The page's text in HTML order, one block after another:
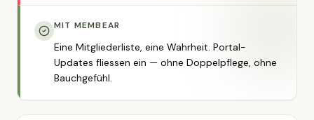
MIT MEMBEAR
Eine Mitgliederliste, eine Wahrheit. Portal-
Updates fliessen ein — ohne Doppelpflege, ohne
Bauchgefühl.